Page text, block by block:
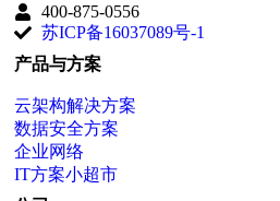
400-875-0556
苏ICP备16037089号-1
产品与方案
云架构解决方案
数据安全方案
企业网络
IT方案小超市